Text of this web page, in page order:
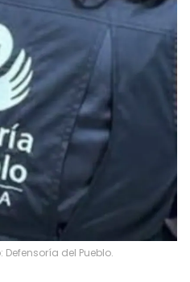
del Pueblo.